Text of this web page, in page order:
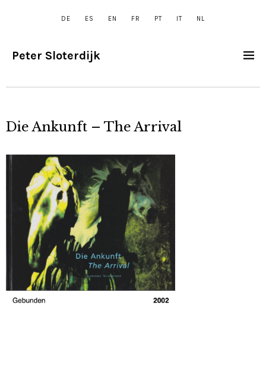
DE ES EN FR PT IT NL
Peter Sloterdijk
Die Ankunft – The Arrival